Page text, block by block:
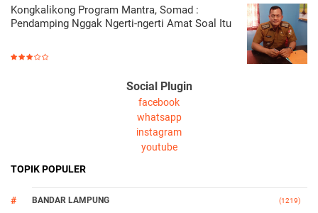
Kongkalikong Program Mantra, Somad :
Pendamping Nggak Ngerti-ngerti Amat Soal Itu
Social Plugin
facebook
whatsapp
instagram
youtube
TOPIK POPULER
BANDAR LAMPUNG (1219)